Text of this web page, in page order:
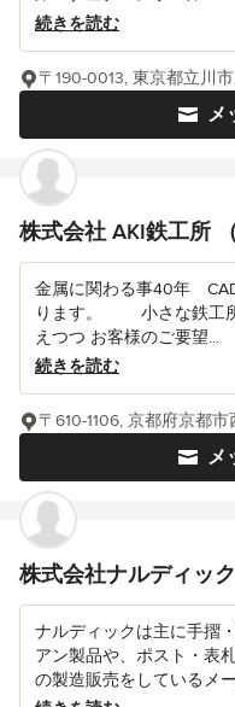
続きを読む
メ
〒190-0013, 東京都立川
株式会社 AKI鉄工所
金属に関わる事40年
ります。 小さな鉄工所
えつつ お客様のご要望...
続きを読む
メ
〒610-1106, 京都府京都
株式会社ナルディック
ナルディックは主に手摺
アン製品や、ポスト・表
の製造販売をしているメ